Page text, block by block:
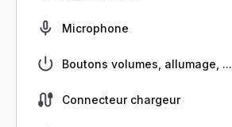
Microphone
Boutons volumes, allumage, ...
Connecteur chargeur